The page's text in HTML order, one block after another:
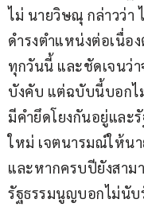
ไม่ นายวิษณุ กล่าวว่า
ดำรงตำแหน่งต่อเนื่อ
ทุกวันนี้ และชัดเจนว่
บังคับ แต่ฉบับนี้บอกไ
มีคำยึดโยงกันอยู่และ
ใหม่ เจตนารมณ์ให้น
และหากครบปียังสาม
รัฐธรรมนูญบอกไม่นับ